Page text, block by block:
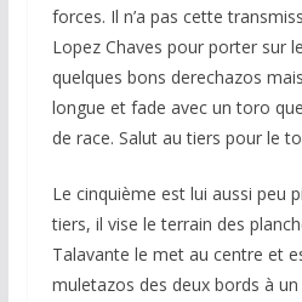
forces. Il n’a pas cette
Lopez Chaves pour porter sur
quelques bons derechazos
longue et fade avec un toro
de race. Salut au tiers pour le
Le cinquième est lui aussi peu
tiers, il vise le terrain des
Talavante le met au centre et
muletazos des deux bords à un